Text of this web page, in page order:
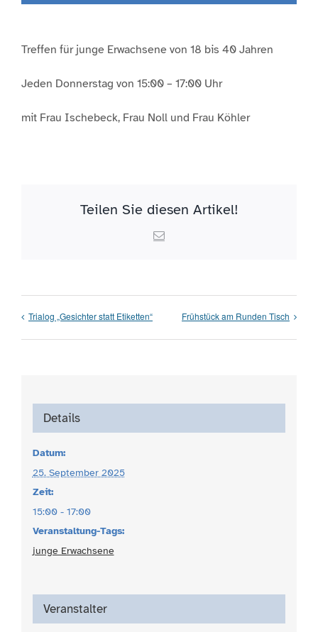
Treffen für junge Erwachsene von 18 bis 40 Jahren
Jeden Donnerstag von 15:00 – 17:00 Uhr
mit Frau Ischebeck, Frau Noll und Frau Köhler
Teilen Sie diesen Artikel!
Email
Trialog „Gesichter statt Etiketten“ Frühstück am Runden Tisch
Details
Datum:
25. September 2025
Zeit:
15:00 - 17:00
Veranstaltung-Tags:
junge Erwachsene
Veranstalter